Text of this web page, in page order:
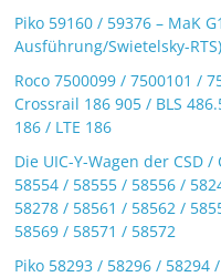
Piko 59160 / 59376 – MaK
Ausführung/Swietelsky-RTS)
Roco 7500099 / 7500101 /
Crossrail 186 905 / BLS
186 / LTE 186
Die UIC-Y-Wagen der CSD
58554 / 58555 / 58556 /
58278 / 58561 / 58562 /
58569 / 58571 / 58572
Piko 58293 / 58296 / 58294